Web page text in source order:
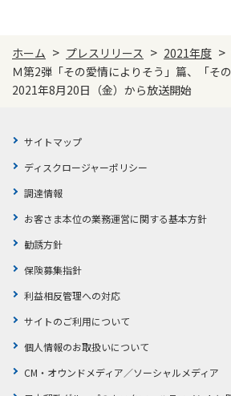
ホーム > プレスリリース > 2021年度 >
Ｍ第2弾「その愛情によりそう」篇、「そ
2021年8月20日（金）から放送開始
サイトマップ
ディスクロージャーポリシー
調達情報
お客さま本位の業務運営に関する基本方針
勧誘方針
保険募集指針
利益相反管理への対応
サイトのご利用について
個人情報のお取扱いについて
CM・オウンドメディア／ソーシャルメディア